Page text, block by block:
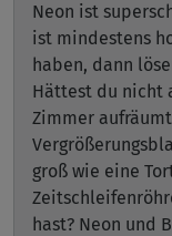
Neon ist
ist mindestens
haben, dann
Hättest du nicht
Zimmer
groß wie eine
hast? Neon und